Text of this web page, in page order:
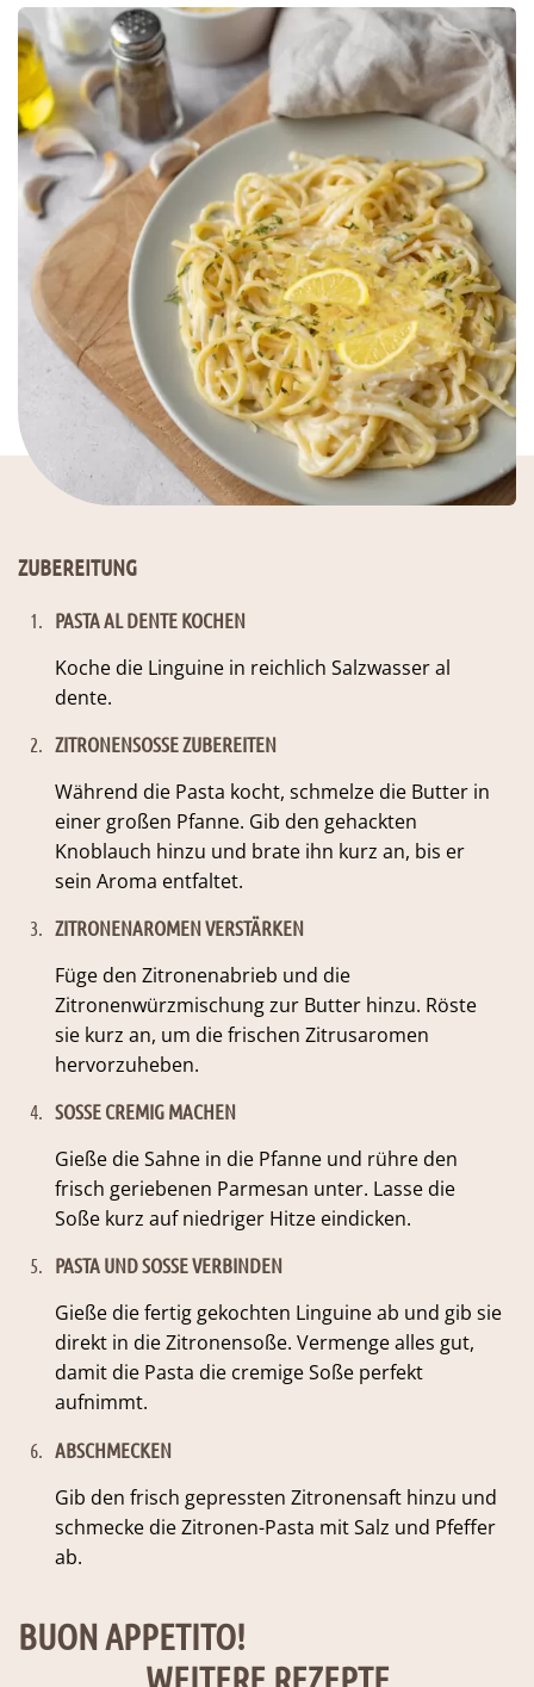
ZUBEREITUNG
1. PASTA AL DENTE KOCHEN
Koche die Linguine in reichlich Salzwasser al
dente.
2. ZITRONENSOSSE ZUBEREITEN
Während die Pasta kocht, schmelze die Butter in
einer großen Pfanne. Gib den gehackten
Knoblauch hinzu und brate ihn kurz an, bis er
sein Aroma entfaltet.
3. ZITRONENAROMEN VERSTÄRKEN
Füge den Zitronenabrieb und die
Zitronenwürzmischung zur Butter hinzu. Röste
sie kurz an, um die frischen Zitrusaromen
hervorzuheben.
4. SOSSE CREMIG MACHEN
Gieße die Sahne in die Pfanne und rühre den
frisch geriebenen Parmesan unter. Lasse die
Soße kurz auf niedriger Hitze eindicken.
5. PASTA UND SOSSE VERBINDEN
Gieße die fertig gekochten Linguine ab und gib sie
direkt in die Zitronensoße. Vermenge alles gut,
damit die Pasta die cremige Soße perfekt
aufnimmt.
6. ABSCHMECKEN
Gib den frisch gepressten Zitronensaft hinzu und
schmecke die Zitronen-Pasta mit Salz und Pfeffer
ab.
BUON APPETITO!